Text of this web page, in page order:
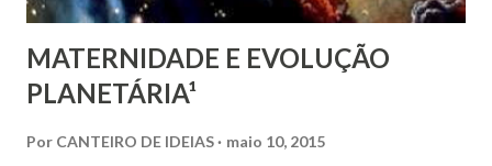
MATERNIDADE E EVOLUÇÃO
PLANETÁRIA¹
Por CANTEIRO DE IDEIAS maio 10, 2015